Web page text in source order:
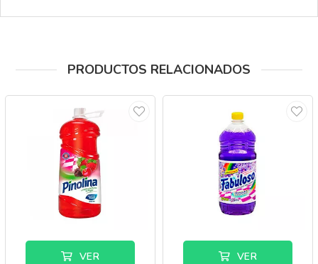
PRODUCTOS RELACIONADOS
VER VER